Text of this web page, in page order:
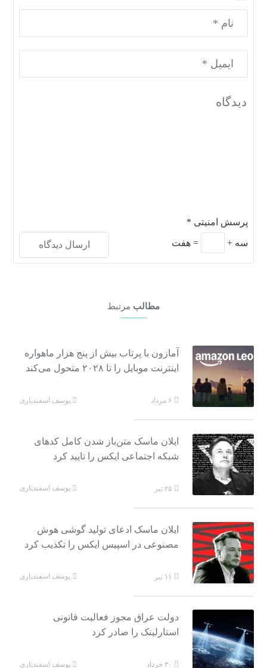
پرسش امنیتی *
سه +
=هفت
مطالب مرتبط
آمازون با پرتاب بیش از پنج هزار ماهواره
اینترنت موبایل را تا ۲۰۲۸ متحول می‌کند
۶ مرداد یوسف اسفندیاری
ایلان ماسک متن‌باز شدن کامل کدهای
شبکه اجتماعی ایکس را تایید کرد
۲۵ تیر یوسف اسفندیاری
ایلان ماسک ادعای تولید گوشی هوش
مصنوعی در اسپیس ایکس را تکذیب کرد
۱۱ تیر یوسف اسفندیاری
دولت عراق مجوز فعالیت قانونی
استارلینک را صادر کرد
۳۰ خرداد یوسف اسفندیاری